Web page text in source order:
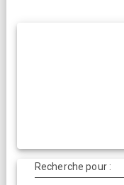
Recherche pour :